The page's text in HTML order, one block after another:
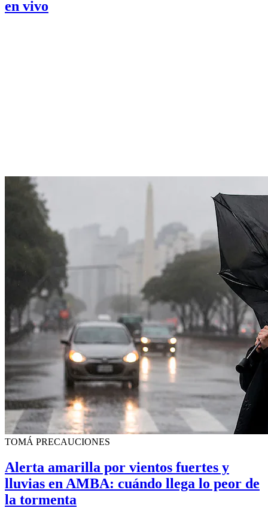
en vivo
TOMÁ PRECAUCIONES
Alerta amarilla por vientos fuertes y
lluvias en AMBA: cuándo llega lo peor de
la tormenta